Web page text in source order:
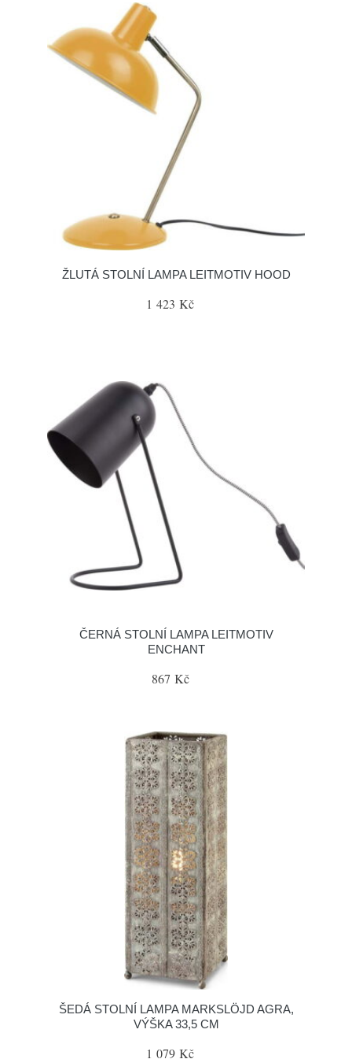
ŽLUTÁ STOLNÍ LAMPA LEITMOTIV HOOD
1 423 Kč
ČERNÁ STOLNÍ LAMPA LEITMOTIV
ENCHANT
867 Kč
ŠEDÁ STOLNÍ LAMPA MARKSLÖJD AGRA,
VÝŠKA 33,5 CM
1 079 Kč